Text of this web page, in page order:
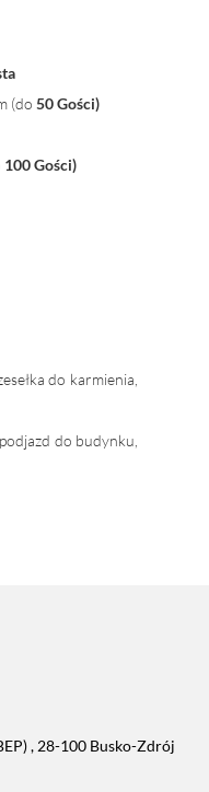
(do 50 Gości)
100 Gości)
do karmienia,
do budynku,
, 28-100 Busko-Zdrój